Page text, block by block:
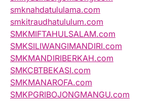
smknahdatululama.com
smkitraudhatululum.com
SMKMIFTAHULSALAM.com
SMKSILIWANGIMANDIRI.com
SMKMANDIRIBERKAH.com
SMKCBTBEKASI.com
SMKMANAROFA.com
SMKPGRIBOJONGMANGU.com